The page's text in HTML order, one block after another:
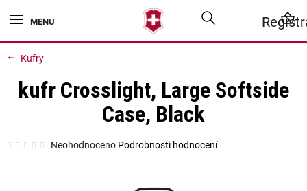
na
Kufry
kufr Crosslight, Large Softside
Case, Black
Průměrné
hodnocení
Neohodnoceno Podrobnosti hodnocení